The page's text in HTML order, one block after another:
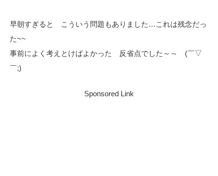
早朝すぎると こういう問題もありました…これは残念だっ
た~~
事前によく考えとけばよかった 反省点でした～～ (￣▽
￣;)
Sponsored Link